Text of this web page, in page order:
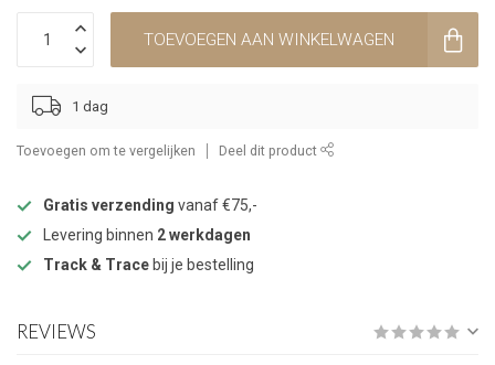
TOEVOEGEN AAN WINKELWAGEN
1 dag
Toevoegen om te vergelijken Deel dit product
Gratis verzending vanaf €75,-
Levering binnen 2 werkdagen
Track & Trace bij je bestelling
REVIEWS